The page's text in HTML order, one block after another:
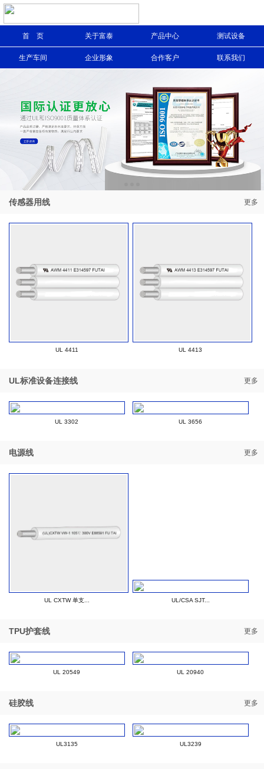
首 页 关于富泰 产品中心 测试设备
生产车间 企业形象 合作客户 联系我们
更多
传感器用线
UL 4411 UL 4413
更多
UL标准设备连接线
UL 3302 UL 3656
更多
电源线
UL CXTW 单支... UL/CSA SJT...
更多
TPU护套线
UL 20549 UL 20940
更多
硅胶线
UL3135 UL3239
信息搜索
搜索